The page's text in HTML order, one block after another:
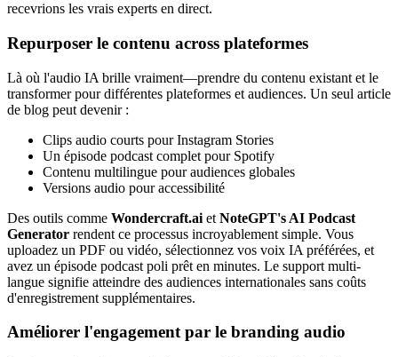
recevrions les vrais experts en direct.
Repurposer le contenu across plateformes
Là où l'audio IA brille vraiment—prendre du contenu existant et le
transformer pour différentes plateformes et audiences. Un seul article
de blog peut devenir :
Clips audio courts pour Instagram Stories
Un épisode podcast complet pour Spotify
Contenu multilingue pour audiences globales
Versions audio pour accessibilité
Des outils comme Wondercraft.ai et NoteGPT's AI Podcast
Generator rendent ce processus incroyablement simple. Vous
uploadez un PDF ou vidéo, sélectionnez vos voix IA préférées, et
avez un épisode podcast poli prêt en minutes. Le support multi-
langue signifie atteindre des audiences internationales sans coûts
d'enregistrement supplémentaires.
Améliorer l'engagement par le branding audio